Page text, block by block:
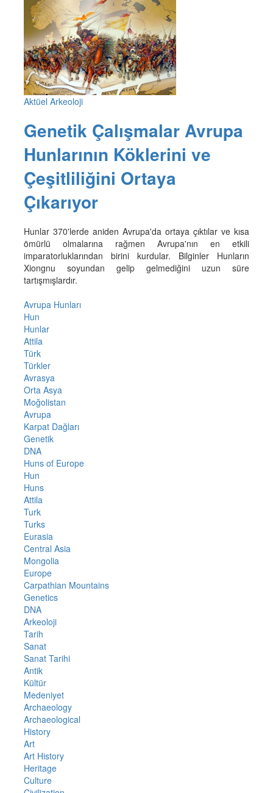
Aktüel Arkeoloji
Genetik Çalışmalar Avrupa
Hunlarının Köklerini ve
Çeşitliliğini Ortaya
Çıkarıyor
Hunlar 370'lerde aniden Avrupa'da ortaya çıktılar ve kısa
ömürlü olmalarına rağmen Avrupa'nın en etkili
imparatorluklarından birini kurdular. Bilginler Hunların
Xiongnu soyundan gelip gelmediğini uzun süre
tartışmışlardır.
Avrupa Hunları
Hun
Hunlar
Attila
Türk
Türkler
Avrasya
Orta Asya
Moğolistan
Avrupa
Karpat Dağları
Genetik
DNA
Huns of Europe
Hun
Huns
Attila
Turk
Turks
Eurasia
Central Asia
Mongolia
Europe
Carpathian Mountains
Genetics
DNA
Arkeoloji
Tarih
Sanat
Sanat Tarihi
Antik
Kültür
Medeniyet
Archaeology
Archaeological
History
Art
Art History
Heritage
Culture